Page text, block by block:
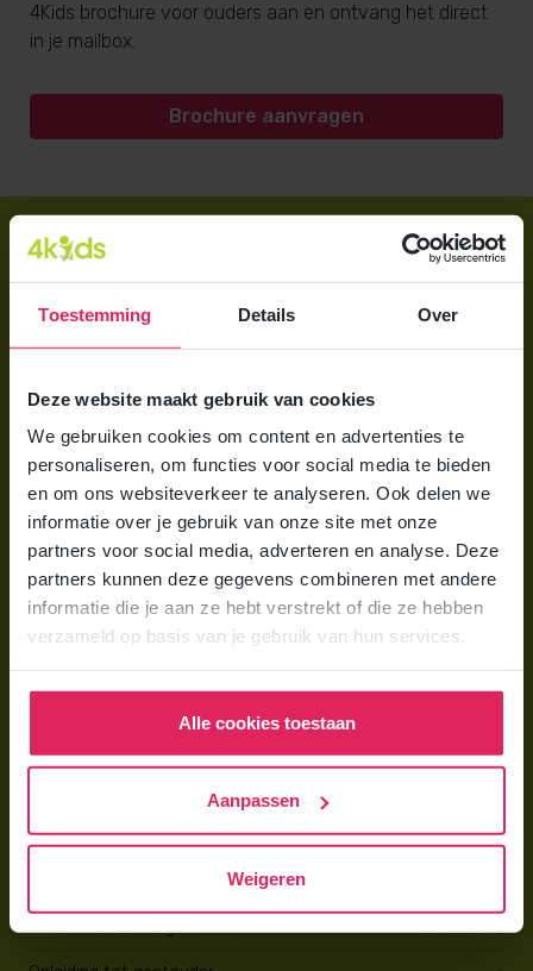
Toestemming Details Over
Deze website maakt gebruik van cookies
We gebruiken cookies om content en advertenties te
personaliseren, om functies voor social media te bieden
en om ons websiteverkeer te analyseren. Ook delen we
informatie over je gebruik van onze site met onze
partners voor social media, adverteren en analyse. Deze
partners kunnen deze gegevens combineren met andere
informatie die je aan ze hebt verstrekt of die ze hebben
verzameld op basis van je gebruik van hun services.
Alle cookies toestaan
Aanpassen
Weigeren
4Kids brochure voor ouders aan en ontvang het direct
in je mailbox.
Brochure aanvragen
Direct regelen
Aanmelden bij 4Kids
Brochure aanvragen
Voor ouders
Wat is gastouderopvang?
Wat kost een gastouder?
Hoe vind ik een gastouder?
Voor gastouders
Hoe vind ik gastkinderen?
Trainingen & cursussen
Gastouder worden
Wat verdient een gastouder?